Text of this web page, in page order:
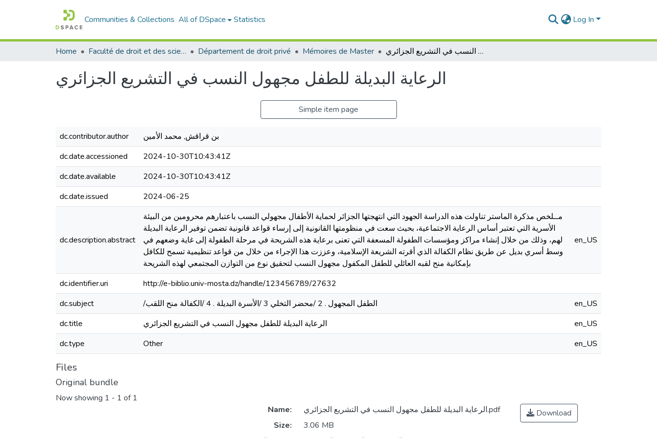
Communities & Collections All of DSpace Statistics Log In
Home Faculté de droit et des sciences politiques Département de droit privé Mémoires de Master الرعایة البدیلة للطفل مجهول النسب في التشریع الجزائري
الرعایة البدیلة للطفل مجهول النسب في التشریع الجزائري
Simple item page
dc.contributor.author
بن قراقش, محمد الأمین
dc.date.accessioned
2024-10-30T10:43:41Z
dc.date.available
2024-10-30T10:43:41Z
dc.date.issued
2024-06-25
dc.description.abstract
مــلخص مذكرة الماستر تناولت هذه الدراسة الجهود التي انتهجتها الجزائر لحماية الأطفال مجهولي النسب باعتبارهم محرومين من البيئة
الأسرية التي تعتبر أساس الرعاية الاجتماعية، بحيث سعت في منظومتها القانونية إلى إرساء قواعد قانونية تضمن توفير الرعاية البديلة
لهم، وذلك من خلال إنشاء مراكز ومؤسسات الطفولة المسعفة التي تعنى برعاية هذه الشريحة في مرحلة الطفولة إلى غاية وضعهم في
وسط أسري بديل عن طريق نظام الكفالة الذي أقرته الشريعة الإسلامية، وعززت هذا الإجراء من خلال من قواعد تنظيمية تسمح للكافل
بإمكانية منح لقبه العائلي للطفل المكفول مجهول النسب لتحقيق نوع من التوازن المجتمعي لهذه الشريحة
en_US
dc.identifier.uri
http://e-biblio.univ-mosta.dz/handle/123456789/27632
dc.subject
/الطفل المجهول . 2 /محضر التخلي 3 /الأسرة البديلة . 4 /الكفالة منح اللقب
en_US
dc.title
الرعایة البدیلة للطفل مجهول النسب في التشریع الجزائري
en_US
dc.type
Other en_US
Files
Original bundle
Now showing 1 - 1 of 1
Name:
الرعایة البدیلة للطفل مجهول النسب في التشریع الجزائري.pdf
Size:
3.06 MB
Download